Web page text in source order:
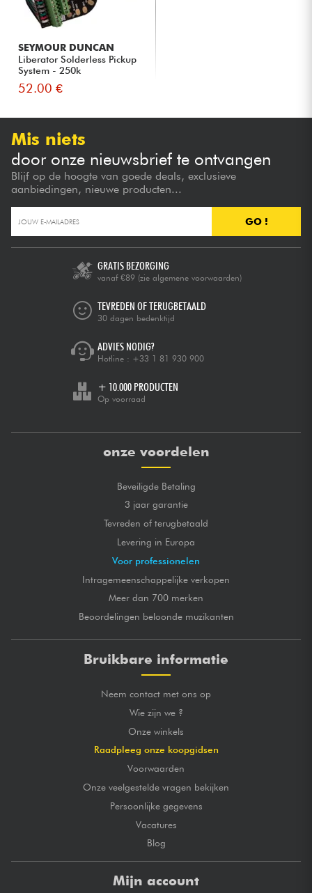
SEYMOUR DUNCAN
Liberator Solderless Pickup
System - 250k
52.00 €
Mis niets
door onze nieuwsbrief te ontvangen
Blijf op de hoogte van goede deals, exclusieve
aanbiedingen, nieuwe producten...
GO !
GRATIS BEZORGING
vanaf €89 (zie algemene voorwaarden)
TEVREDEN OF TERUGBETAALD
30 dagen bedenktijd
ADVIES NODIG?
Hotline : +33 1 81 930 900
+ 10.000 PRODUCTEN
Op voorraad
onze voordelen
Beveiligde Betaling
3 jaar garantie
Tevreden of terugbetaald
Levering in Europa
Voor professionelen
Intragemeenschappelijke verkopen
Meer dan 700 merken
Beoordelingen beloonde muzikanten
Bruikbare informatie
Neem contact met ons op
Wie zijn we ?
Onze winkels
Raadpleeg onze koopgidsen
Voorwaarden
Onze veelgestelde vragen bekijken
Persoonlijke gegevens
Vacatures
Blog
Mijn account